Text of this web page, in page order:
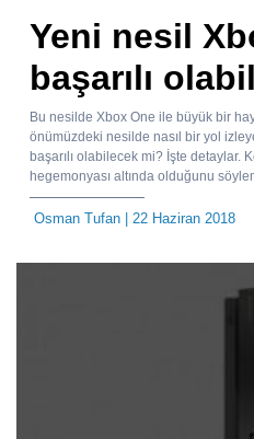
Yeni nesil
başarılı
Bu nesilde Xbox One ile büyük bir
önümüzdeki nesilde nasıl bir yol
başarılı olabilecek mi? İşte detaylar.
hegemonyası altında olduğunu
Osman Tufan | 22 Haziran 2018